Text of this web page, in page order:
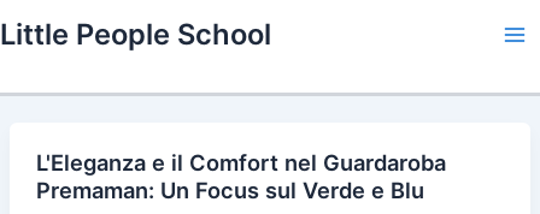
to
Little People School
L'Eleganza e il Comfort nel Guardaroba
Premaman: Un Focus sul Verde e Blu